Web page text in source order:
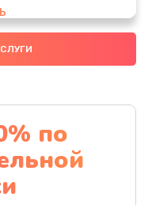
моста
по